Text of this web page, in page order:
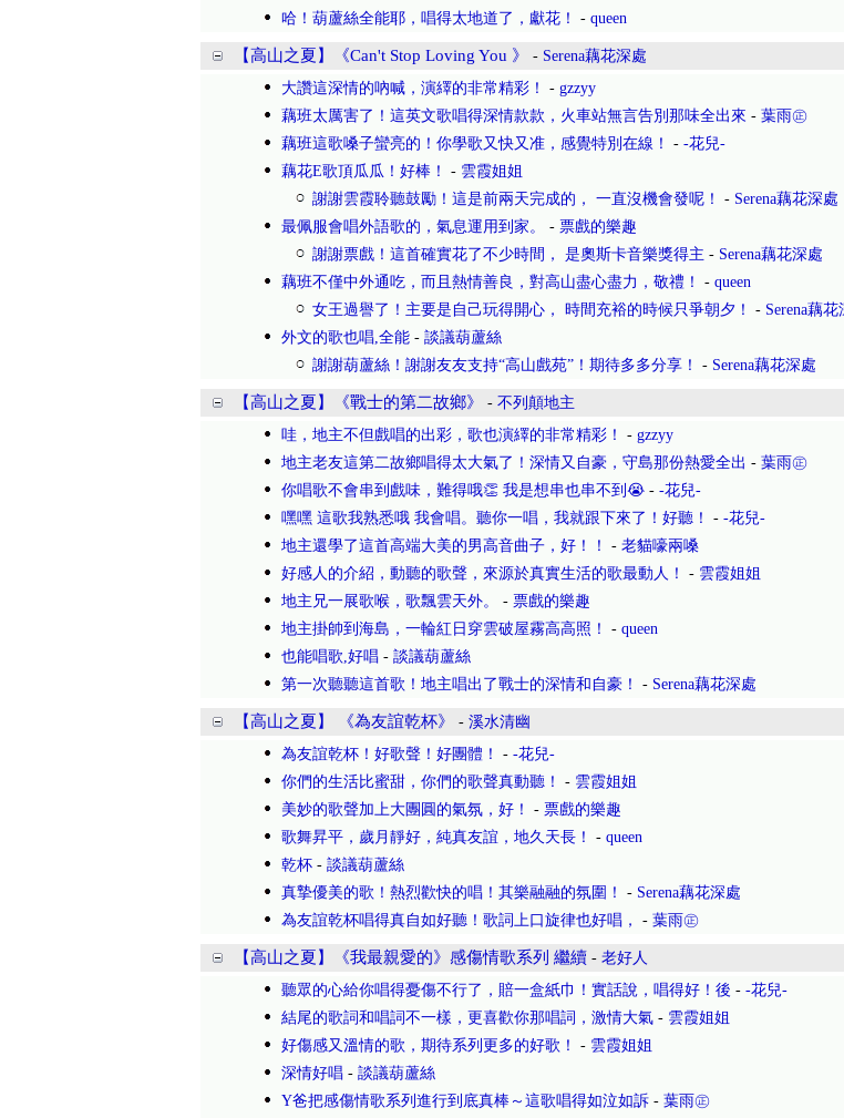
哈！葫蘆絲全能耶，唱得太地道了，獻花！ - queen
【高山之夏】《Can't Stop Loving You 》 - Serena藕花深處
大讚這深情的吶喊，演繹的非常精彩！ - gzzyy
藕班太厲害了！這英文歌唱得深情款款，火車站無言告別那味全出來 - 葉雨㊣
藕班這歌嗓子蠻亮的！你學歌又快又准，感覺特別在線！ - -花兒-
藕花E歌頂瓜瓜！好棒！ - 雲霞姐姐
謝謝雲霞聆聽鼓勵！這是前兩天完成的， 一直沒機會發呢！ - Serena藕花深處
最佩服會唱外語歌的，氣息運用到家。 - 票戲的樂趣
謝謝票戲！這首確實花了不少時間， 是奧斯卡音樂獎得主 - Serena藕花深處
藕班不僅中外通吃，而且熱情善良，對高山盡心盡力，敬禮！ - queen
女王過譽了！主要是自己玩得開心， 時間充裕的時候只爭朝夕！ - Serena藕花
外文的歌也唱,全能 - 談議葫蘆絲
謝謝葫蘆絲！謝謝友友支持“高山戲苑”！期待多多分享！ - Serena藕花深處
【高山之夏】《戰士的第二故鄉》 - 不列顛地主
哇，地主不但戲唱的出彩，歌也演繹的非常精彩！ - gzzyy
地主老友這第二故鄉唱得太大氣了！深情又自豪，守島那份熱愛全出 - 葉雨㊣
你唱歌不會串到戲味，難得哦👏 我是想串也串不到😭 - -花兒-
嘿嘿 這歌我熟悉哦 我會唱。聽你一唱，我就跟下來了！好聽！ - -花兒-
地主還學了這首高端大美的男高音曲子，好！！ - 老貓嚎兩嗓
好感人的介紹，動聽的歌聲，來源於真實生活的歌最動人！ - 雲霞姐姐
地主兄一展歌喉，歌飄雲天外。 - 票戲的樂趣
地主掛帥到海島，一輪紅日穿雲破屋霧高高照！ - queen
也能唱歌,好唱 - 談議葫蘆絲
第一次聽聽這首歌！地主唱出了戰士的深情和自豪！ - Serena藕花深處
【高山之夏】 《為友誼乾杯》 - 溪水清幽
為友誼乾杯！好歌聲！好團體！ - -花兒-
你們的生活比蜜甜，你們的歌聲真動聽！ - 雲霞姐姐
美妙的歌聲加上大團圓的氣氛，好！ - 票戲的樂趣
歌舞昇平，歲月靜好，純真友誼，地久天長！ - queen
乾杯 - 談議葫蘆絲
真摯優美的歌！熱烈歡快的唱！其樂融融的氛圍！ - Serena藕花深處
為友誼乾杯唱得真自如好聽！歌詞上口旋律也好唱， - 葉雨㊣
【高山之夏】《我最親愛的》感傷情歌系列 繼續 - 老好人
聽眾的心給你唱得憂傷不行了，賠一盒紙巾！實話說，唱得好！後 - -花兒-
結尾的歌詞和唱詞不一樣，更喜歡你那唱詞，激情大氣 - 雲霞姐姐
好傷感又溫情的歌，期待系列更多的好歌！ - 雲霞姐姐
深情好唱 - 談議葫蘆絲
Y爸把感傷情歌系列進行到底真棒～這歌唱得如泣如訴 - 葉雨㊣